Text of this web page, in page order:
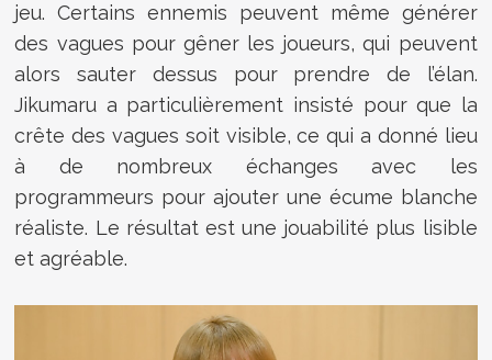
jeu. Certains ennemis peuvent même générer
des vagues pour gêner les joueurs, qui peuvent
alors sauter dessus pour prendre de l’élan.
Jikumaru a particulièrement insisté pour que la
crête des vagues soit visible, ce qui a donné lieu
à de nombreux échanges avec les
programmeurs pour ajouter une écume blanche
réaliste. Le résultat est une jouabilité plus lisible
et agréable.